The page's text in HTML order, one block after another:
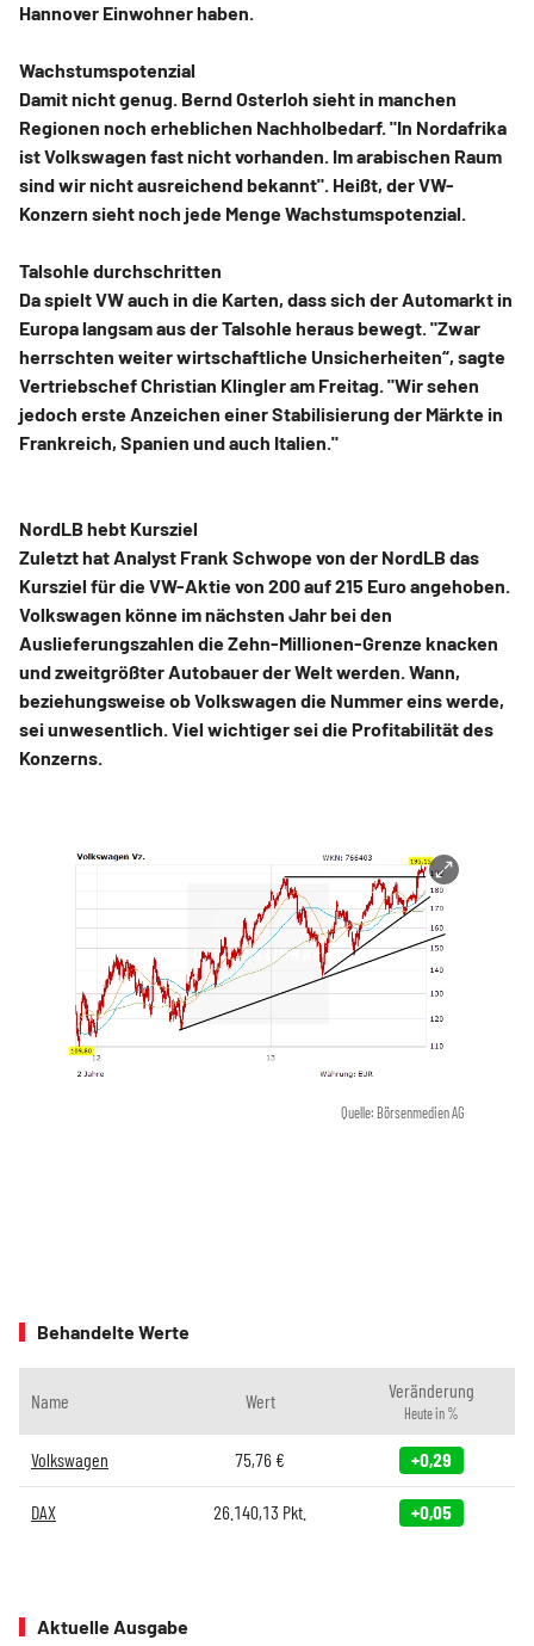
Hannover Einwohner haben.
Wachstumspotenzial
Damit nicht genug. Bernd Osterloh sieht in manchen
Regionen noch erheblichen Nachholbedarf. "In Nordafrika
ist Volkswagen fast nicht vorhanden. Im arabischen Raum
sind wir nicht ausreichend bekannt". Heißt, der VW-
Konzern sieht noch jede Menge Wachstumspotenzial.
Talsohle durchschritten
Da spielt VW auch in die Karten, dass sich der Automarkt in
Europa langsam aus der Talsohle heraus bewegt. "Zwar
herrschten weiter wirtschaftliche Unsicherheiten“, sagte
Vertriebschef Christian Klingler am Freitag. "Wir sehen
jedoch erste Anzeichen einer Stabilisierung der Märkte in
Frankreich, Spanien und auch Italien."
NordLB hebt Kursziel
Zuletzt hat Analyst Frank Schwope von der NordLB das
Kursziel für die VW-Aktie von 200 auf 215 Euro angehoben.
Volkswagen könne im nächsten Jahr bei den
Auslieferungszahlen die Zehn-Millionen-Grenze knacken
und zweitgrößter Autobauer der Welt werden. Wann,
beziehungsweise ob Volkswagen die Nummer eins werde,
sei unwesentlich. Viel wichtiger sei die Profitabilität des
Konzerns.
Quelle: Börsenmedien AG
Behandelte Werte
Name Wert Veränderung
Heute in %
Volkswagen 75,76 € +0,29
DAX 26.140,13 Pkt. +0,05
Aktuelle Ausgabe